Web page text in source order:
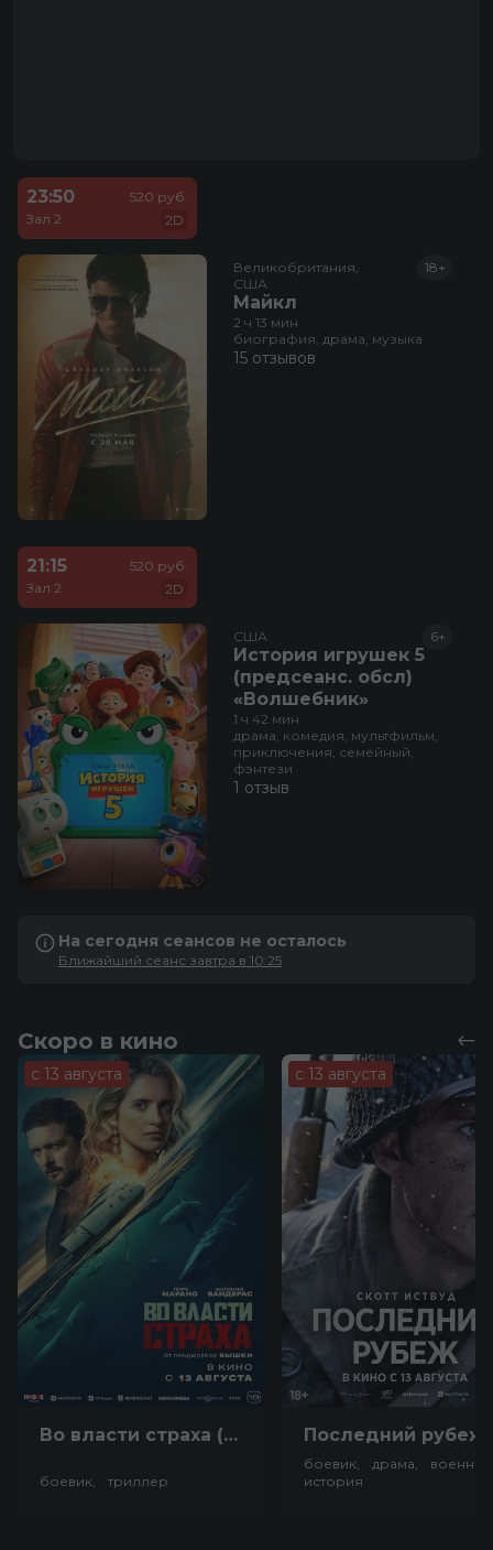
23:50
Зал 2
520 руб.
2D
Великобритания,
США
Майкл
18+
2 ч 13 мин
биография, драма, музыка
15 отзывов
21:15
Зал 2
520 руб.
2D
США
История игрушек 5
(предсеанс. обсл)
«Волшебник»
6+
1 ч 42 мин
драма, комедия, мультфильм,
приключения, семейный,
фэнтези
1 отзыв
На сегодня сеансов не осталось
Ближайший сеанс завтра в 10:25
Скоро в кино
с 13 августа
Во власти страха (18+)
боевик, триллер
с 13 августа
боевик, драма,
история